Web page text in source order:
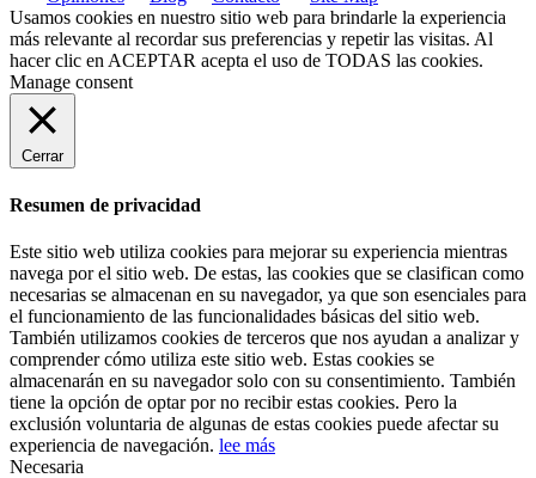
Usamos cookies en nuestro sitio web para brindarle la experiencia
más relevante al recordar sus preferencias y repetir las visitas. Al
hacer clic en ACEPTAR acepta el uso de TODAS las cookies.
Manage consent
Cerrar
Resumen de privacidad
Este sitio web utiliza cookies para mejorar su experiencia mientras
navega por el sitio web. De estas, las cookies que se clasifican como
necesarias se almacenan en su navegador, ya que son esenciales para
el funcionamiento de las funcionalidades básicas del sitio web.
También utilizamos cookies de terceros que nos ayudan a analizar y
comprender cómo utiliza este sitio web. Estas cookies se
almacenarán en su navegador solo con su consentimiento. También
tiene la opción de optar por no recibir estas cookies. Pero la
exclusión voluntaria de algunas de estas cookies puede afectar su
experiencia de navegación. lee más
Necesaria